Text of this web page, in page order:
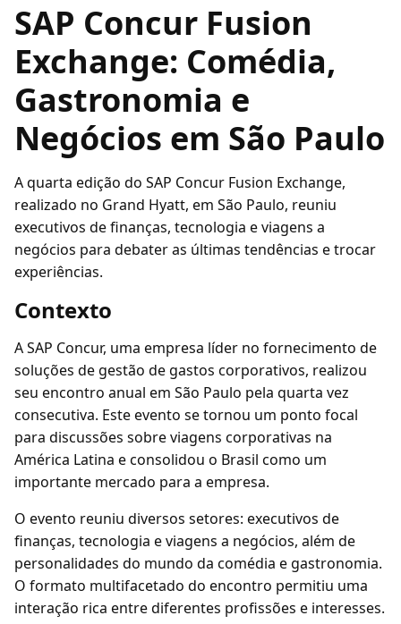
SAP Concur Fusion
Exchange: Comédia,
Gastronomia e
Negócios em São Paulo
A quarta edição do SAP Concur Fusion Exchange,
realizado no Grand Hyatt, em São Paulo, reuniu
executivos de finanças, tecnologia e viagens a
negócios para debater as últimas tendências e trocar
experiências.
Contexto
A SAP Concur, uma empresa líder no fornecimento de
soluções de gestão de gastos corporativos, realizou
seu encontro anual em São Paulo pela quarta vez
consecutiva. Este evento se tornou um ponto focal
para discussões sobre viagens corporativas na
América Latina e consolidou o Brasil como um
importante mercado para a empresa.
O evento reuniu diversos setores: executivos de
finanças, tecnologia e viagens a negócios, além de
personalidades do mundo da comédia e gastronomia.
O formato multifacetado do encontro permitiu uma
interação rica entre diferentes profissões e interesses.